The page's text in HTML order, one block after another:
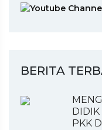
BERITA
DIDIK
PKK